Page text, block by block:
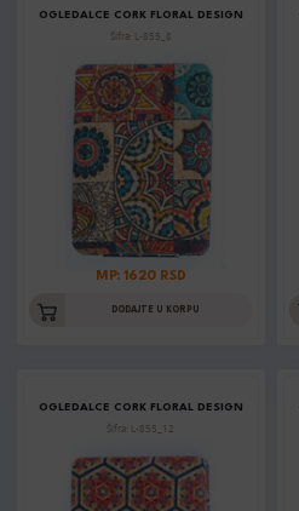
OGLEDALCE CORK FLORAL DESIGN
Šifra: L-855_8
MP: 1620 RSD
DODAJTE U KORPU
OGLEDALCE CORK FLORAL DESIGN
Šifra: L-855_12